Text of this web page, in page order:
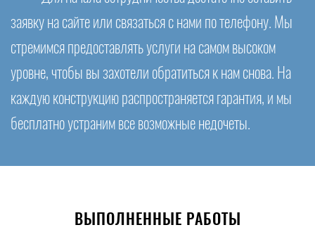
заявку на сайте или связаться с нами по телефону. Мы
стремимся предоставлять услуги на самом высоком
уровне, чтобы вы захотели обратиться к нам снова. На
каждую конструкцию распространяется гарантия, и мы
бесплатно устраним все возможные недочеты.
ВЫПОЛНЕННЫЕ РАБОТЫ